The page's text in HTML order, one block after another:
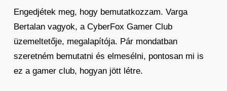
Engedjétek meg, hogy bemutatkozzam. Varga
Bertalan vagyok, a CyberFox Gamer Club
üzemeltetője, megalapítója. Pár mondatban
szeretném bemutatni és elmesélni, pontosan mi is
ez a gamer club, hogyan jött létre.